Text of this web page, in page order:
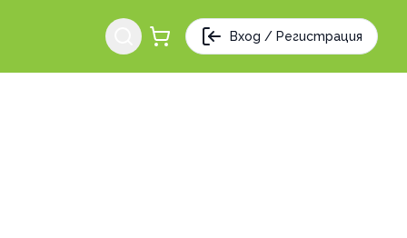
Вход / Регистрация